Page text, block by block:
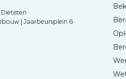
| Jaarbeursplein 6